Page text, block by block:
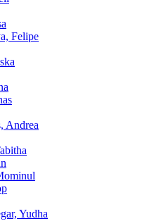
Felipe
Andrea
Yudha